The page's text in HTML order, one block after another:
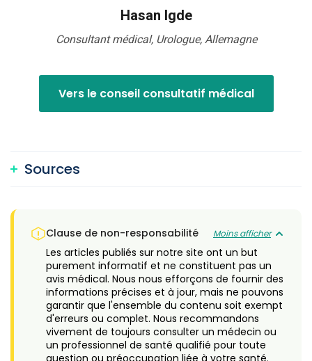
Hasan Igde
Consultant médical, Urologue, Allemagne
Vers le conseil consultatif médical
Sources
Clause de non-responsabilité Moins afficher
Les articles publiés sur notre site ont un but
purement informatif et ne constituent pas un
avis médical. Nous nous efforçons de fournir des
informations précises et à jour, mais ne pouvons
garantir que l'ensemble du contenu soit exempt
d'erreurs ou complet. Nous recommandons
vivement de toujours consulter un médecin ou
un professionnel de santé qualifié pour toute
question ou préoccupation liée à votre santé.